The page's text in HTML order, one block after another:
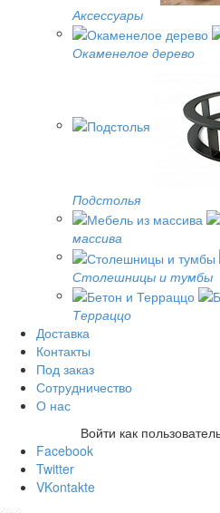
Аксессуары
Окаменелое дерево
Подстолья
массива
Столешницы и тумбы
Терраццо
Доставка
Контакты
Под заказ
Сотрудничество
О нас
Войти как
Facebook
Twitter
VKontakte